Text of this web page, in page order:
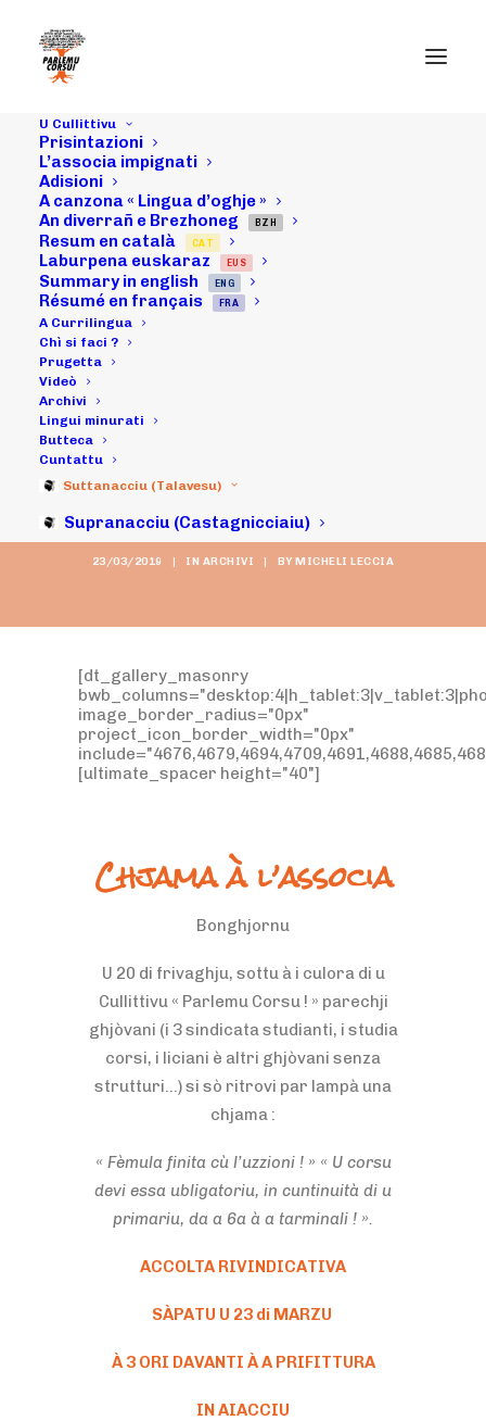
U Cullittivu
Prisintazioni
L’associa impignati
Adisioni
A canzona « Lingua d’oghje »
An diverrañ e Brezhoneg
BZH
Resum en català CAT
Laburpena euskaraz EUS
Summary in english ENG
Résumé en français FRA
A Currilingua
Chì si faci ?
Prugetta
Videò
Archivi
Lingui minurati
Butteca
Cuntattu
Suttanacciu (Talavesu)
Supranacciu (Castagnicciaiu)
23/03/19 :
Accolta
rivindicativa
davanti à a
Prifittura in
Aiacciu : “Corsu
ubligatoriu da a
6a à a Tarminali”
23/03/2019 | IN ARCHIVI | BYMICHELI LECCIA
[dt_gallery_masonry
image_border_radius="0px"
project_icon_border_width="0px"
[ultimate_spacer height="40"]
Chjama à l’associa
Bonghjornu
U 20 di frivaghju, sottu à i culora di u
Cullittivu « Parlemu Corsu ! » parechji
ghjòvani (i 3 sindicata studianti, i studia
corsi, i liciani è altri ghjòvani senza
strutturi…) si sò ritrovi par lampà una
chjama :
« Fèmula finita cù l’uzzioni ! » « U corsu
devi essa ubligatoriu, in cuntinuità di u
primariu, da a 6a à a tarminali ! ».
ACCOLTA RIVINDICATIVA
SÀPATU U 23 di MARZU
À 3 ORI DAVANTI À A PRIFITTURA
IN AIACCIU